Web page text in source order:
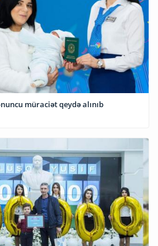
müraciət qeydə alınıb